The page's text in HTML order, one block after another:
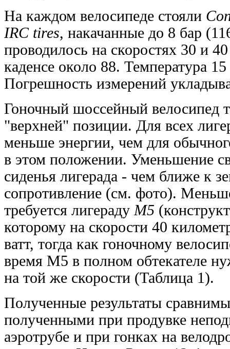
На каждом велосипеде стояли
IRC tires, накачанные до 8 бар
проводилось на скоростях 30 и
каденсе около 88. Температура
Погрешность измерений
Гоночный шоссейный велосипед
"верхней" позиции. Для всех
меньше энергии, чем для
в этом положении. Уменьшение
сиденья лигерада - чем ближе к
сопротивление (см. фото).
требуется лигераду M5
которому на скорости 40
ватт, тогда как гоночному
время M5 в полном обтекателе
на той же скорости (Таблица 1).
Полученные результаты
полученными при продувке
аэротрубе и при гонках на